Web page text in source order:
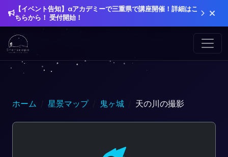
【イベント告知】αアカデミーで三重県で講座開催！詳細はこ
ちらから！ 受付開始！
ホーム 星景マップ 鬼ヶ城 天の川の撮影